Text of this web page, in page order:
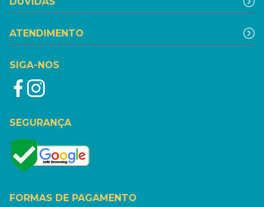
ATENDIMENTO
SIGA-NOS
SEGURANÇA
FORMAS DE PAGAMENTO